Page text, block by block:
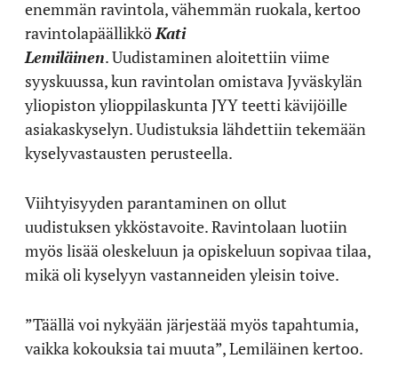
enemmän ravintola, vähemmän ruokala, kertoo
ravintolapäällikköKati
Lemiläinen.Uudistaminen aloitettiin viime
syyskuussa, kun ravintolan omistava Jyväskylän
yliopiston ylioppilaskunta JYY teetti kävijöille
asiakaskyselyn. Uudistuksia lähdettiin tekemään
kyselyvastausten perusteella.
Viihtyisyyden parantaminen on ollut
uudistuksen ykköstavoite. Ravintolaan luotiin
myös lisää oleskeluun ja opiskeluun sopivaa tilaa,
mikä oli kyselyyn vastanneiden yleisin toive.
”Täällä voi nykyään järjestää myös tapahtumia,
vaikka kokouksia tai muuta”, Lemiläinen kertoo.